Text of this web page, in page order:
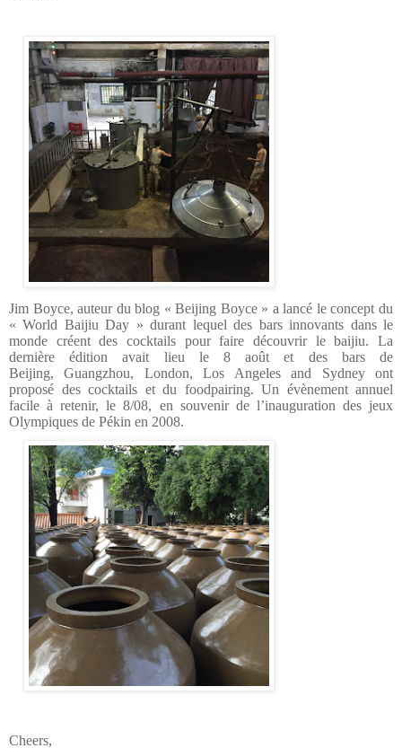
Jim Boyce, auteur du blog « Beijing Boyce » a lancé le concept du
« World Baijiu Day » durant lequel des bars innovants dans le
monde créent des cocktails pour faire découvrir le baijiu. La
dernière édition avait lieu le 8 août et des bars de
Beijing, Guangzhou, London, Los Angeles and Sydney ont
proposé des cocktails et du foodpairing. Un évènement annuel
facile à retenir, le 8/08, en souvenir de l’inauguration des jeux
Olympiques de Pékin en 2008.
Cheers,